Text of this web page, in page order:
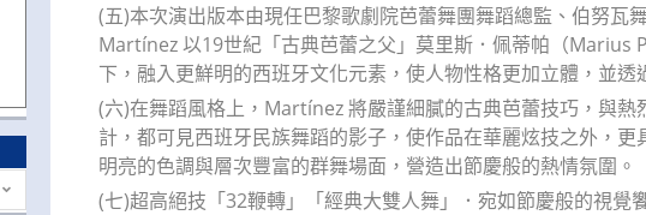
(五)本次演出版本由現任巴黎歌劇院芭蕾舞團舞蹈總監、伯努
Martínez 以19世紀「古典芭蕾之父」莫里斯．佩蒂帕（Marius
下，融入更鮮明的西班牙文化元素，使人物性格更加立體，並
(六)在舞蹈風格上，Martínez 將嚴謹細膩的古典芭蕾技巧，與
計，都可見西班牙民族舞蹈的影子，使作品在華麗炫技之外，
明亮的色調與層次豐富的群舞場面，營造出節慶般的熱情氛圍。
(七)超高絕技「32鞭轉」「經典大雙人舞」．宛如節慶般的視覺